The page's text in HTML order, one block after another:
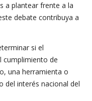
a plantear frente a la
debate contribuya a
si el
cumplimiento de
una herramienta o
del interés nacional del